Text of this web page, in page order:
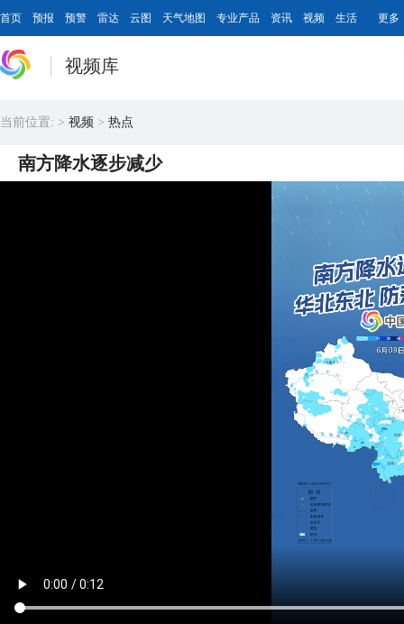
首页 预报 预警 雷达 云图 天气地图 专业产品 资讯 视频 生活 更多
视频库
当前位置: > 视频 > 热点
南方降水逐步减少